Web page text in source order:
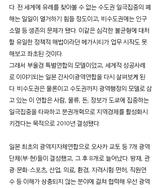
다. 전 세계에 유례를 찾아볼 수 없는 수도권 일극집중의 폐
해는 일일이 열거하기 힘들 정도이고, 비수도권에는 인구
소멸 등 생존의 문제가 됐다. 이같은 심각한 불균형에 대처
할 유일한 정책적 해법이라던 메가시티가 업무 시작도 못
해보고 좌초된 것이다.
그래서 부울경 특별연합의 모델이었고, 세계적 성공사례
로 이야기되는 일본 간사이광역연합을 다시 살펴보게 된
다. 비수도권은 물론이고 수도권까지 광역행정의 모델로 삼
고 있는 이 연합은 사람, 물류, 돈, 정보가 도쿄에 집중하는
일극집중을 타파하고 분권개혁으로 지역경제를 활성화시
키겠다는 목적으로 2010년 결성됐다.
일본 최초의 광역지자체연합으로 오사카 교토 등 7개 광역
단체(부·현)들이 결성했고, 그 후 8개로 늘어났다. 방재, 관
광·문화·스포츠, 산업, 의료, 환경, 자격시험·면허, 직원연
수 등 이해가 상충되지 않는 분야에 걸쳐 협력해 우선 광역